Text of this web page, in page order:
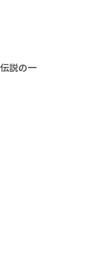
説の一